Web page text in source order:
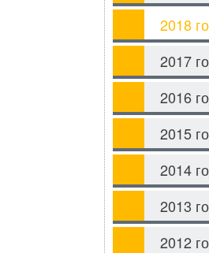
2018
2017
2016
2015
2014
2013
2012